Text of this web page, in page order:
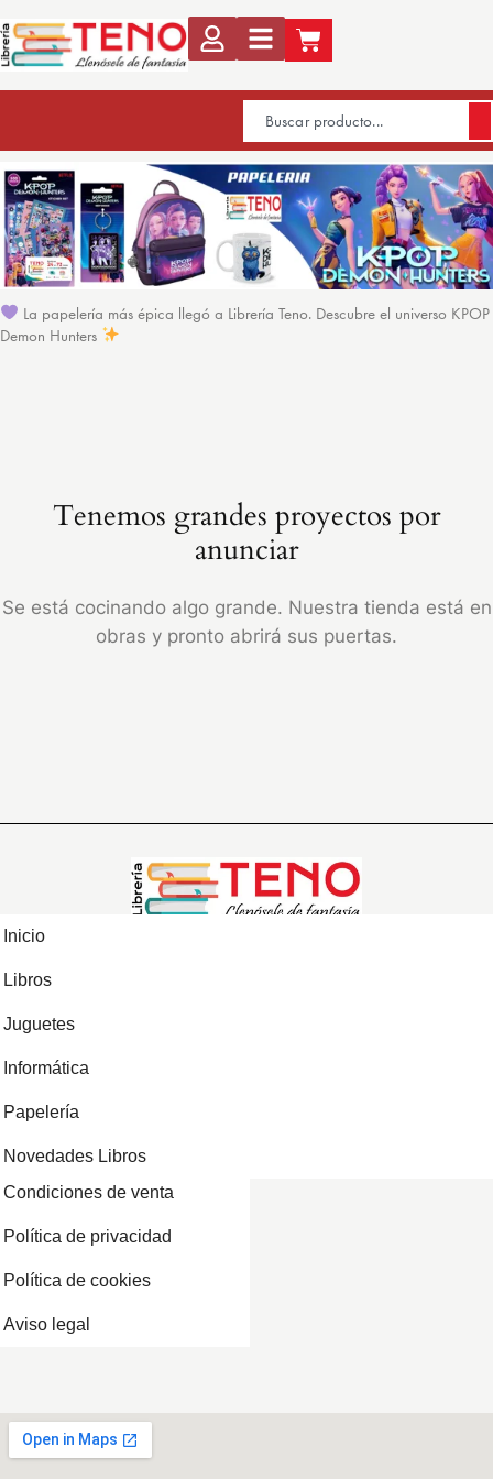
La papelería más épica llegó a Librería Teno. Descubre el universo KPOP
Demon Hunters
Tenemos grandes proyectos por
anunciar
Se está cocinando algo grande. Nuestra tienda está en
obras y pronto abrirá sus puertas.
Inicio
Libros
Juguetes
Informática
Papelería
Novedades Libros
Condiciones de venta
Política de privacidad
Política de cookies
Aviso legal